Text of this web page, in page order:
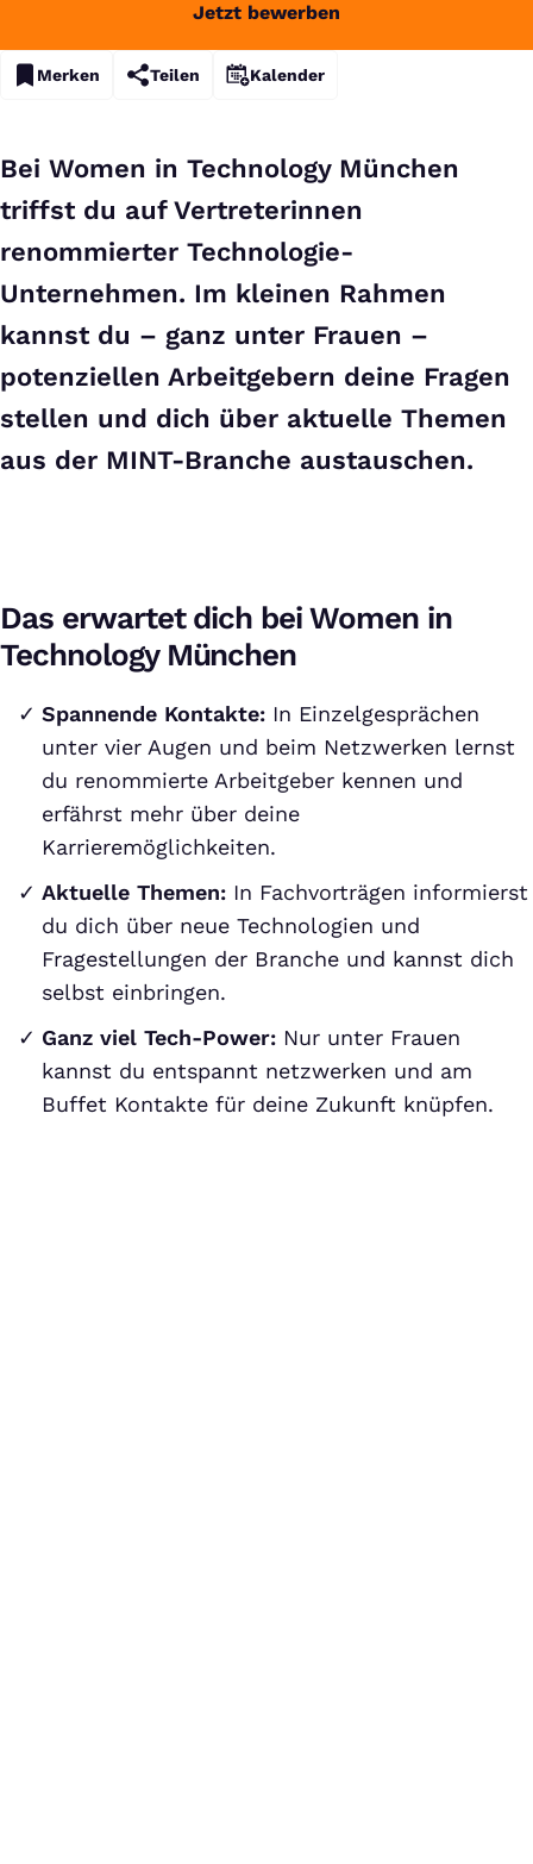
Jetzt bewerben
Merken Teilen Kalender
Bei Women in Technology München
triffst du auf Vertreterinnen
renommierter Technologie-
Unternehmen. Im kleinen Rahmen
kannst du – ganz unter Frauen –
potenziellen Arbeitgebern deine Fragen
stellen und dich über aktuelle Themen
aus der MINT-Branche austauschen.
Das erwartet dich bei Women in
Technology München
Spannende Kontakte: In Einzelgesprächen
unter vier Augen und beim Netzwerken lernst
du renommierte Arbeitgeber kennen und
erfährst mehr über deine
Karrieremöglichkeiten.
Aktuelle Themen: In Fachvorträgen informierst
du dich über neue Technologien und
Fragestellungen der Branche und kannst dich
selbst einbringen.
Ganz viel Tech-Power: Nur unter Frauen
kannst du entspannt netzwerken und am
Buffet Kontakte für deine Zukunft knüpfen.